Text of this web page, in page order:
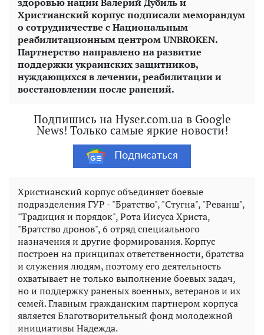
Христианский корпус подписали меморандум
о сотрудничестве с Национальным
реабилитационным центром UNBROKEN.
Партнерство направлено на развитие
поддержки украинских защитников,
нуждающихся в лечении, реабилитации и
восстановлении после ранений.
Подпишись на Hyser.com.ua в Google
News! Только самые яркие новости!
Подписаться
Христианский корпус объединяет боевые
подразделения ГУР - "Братство", "Стугна", "Реванш",
"Традиция и порядок", Рота Иисуса Христа,
"Братство дронов", 6 отряд специального
назначения и другие формирования. Корпус
построен на принципах ответственности, братства
и служения людям, поэтому его деятельность
охватывает не только выполнение боевых задач,
но и поддержку раненых военных, ветеранов и их
семей. Главным гражданским партнером корпуса
является Благотворительный фонд молодежной
инициативы Надежда.